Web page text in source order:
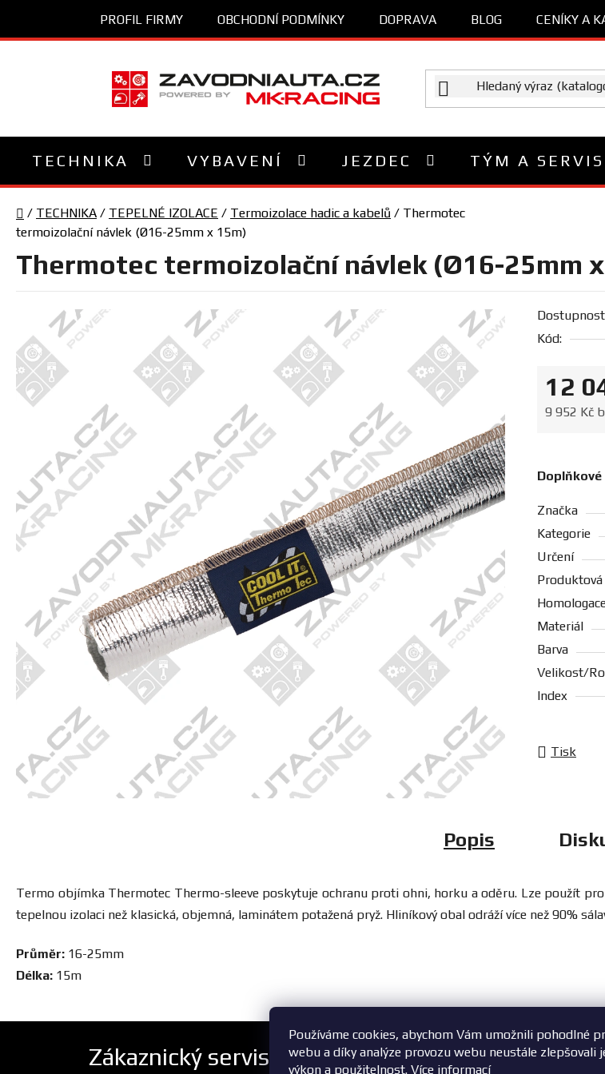
Používáme cookies, abychom Vám umožnili pohodlné
webu a díky analýze provozu webu neustále zlepšovali
výkon a použitelnost. Více informací
obsah
PROFIL FIRMY OBCHODNÍ PODMÍNKY DOPRAVA BLOG CENÍKY A
TECHNIKA VYBAVENÍ JEZDEC TÝM A SERVIS
Domů
/ TECHNIKA / TEPELNÉ IZOLACE / Termoizolace hadic a kabelů / Thermotec
termoizolační návlek (Ø16-25mm x 15m)
Thermotec termoizolační návlek (Ø16-25mm
Dostupnost
Kód:
12
9 952 Kč
Značka
Kategorie
Určení
Produktová
Materiál
Barva
Velikost/
Index
Tisk
Popis
Termo objímka Thermotec Thermo-sleeve poskytuje ochranu proti ohni, horku a oděru. Lze použít
tepelnou izolaci než klasická, objemná, laminátem potažená pryž. Hliníkový obal odráží více než 90%
Průměr: 16-25mm
Délka: 15m
Zákaznický servis +420 603